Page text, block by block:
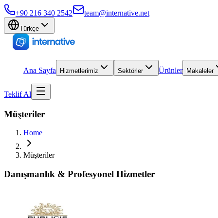
+90 216 340 2542 team@internative.net
Türkçe
Ana Sayfa Hizmetlerimiz Sektörler Ürünler Makaleler
Teklif Al
Müşteriler
Home
Müşteriler
Danışmanlık & Profesyonel Hizmetler